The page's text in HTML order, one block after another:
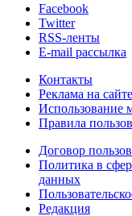
Facebook
Twitter
RSS-ленты
E-mail рассылка
Контакты
Реклама на сайте
Использование
Правила
Договор
Политика в
данных
Редакция